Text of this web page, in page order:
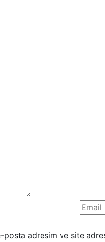
posta adresim ve site